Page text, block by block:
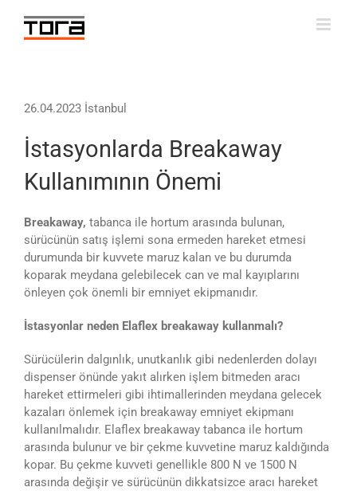
content
26.04.2023 İstanbul
İstasyonlarda Breakaway
Kullanımının Önemi
Breakaway, tabanca ile hortum arasında bulunan,
sürücünün satış işlemi sona ermeden hareket etmesi
durumunda bir kuvvete maruz kalan ve bu durumda
koparak meydana gelebilecek can ve mal kayıplarını
önleyen çok önemli bir emniyet ekipmanıdır.
İstasyonlar neden Elaflex breakaway kullanmalı?
Sürücülerin dalgınlık, unutkanlık gibi nedenlerden dolayı
dispenser önünde yakıt alırken işlem bitmeden aracı
hareket ettirmeleri gibi ihtimallerinden meydana gelecek
kazaları önlemek için breakaway emniyet ekipmanı
kullanılmalıdır. Elaflex breakaway tabanca ile hortum
arasında bulunur ve bir çekme kuvvetine maruz kaldığında
kopar. Bu çekme kuvveti genellikle 800 N ve 1500 N
arasında değişir ve sürücünün dikkatsizce aracı hareket